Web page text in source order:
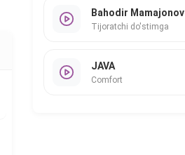
Bahodir Mamajonov
Tijoratchi do'stimga
JAVA
Comfort